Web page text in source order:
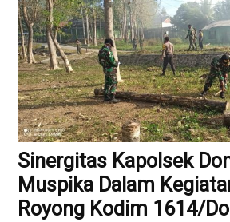
Sinergitas Kapolsek
Muspika Dalam
Royong Kodim 1614/